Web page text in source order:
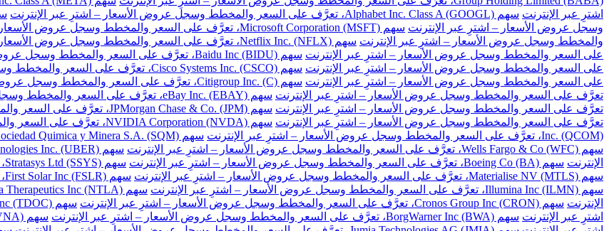
اشترِ عبر الإنترنت سهم Alphabet Inc. Class A (GOOGL)، تعرَّف على السعر والمخطط وسجل عروض الأسعار – اشترِ عبر الإنترنت
وسجل عروض الأسعار – اشترِ عبر الإنترنت سهم Microsoft Corporation (MSFT)، تعرَّف على السعر والمخطط وسجل عروض الأسعار – اشترِ عبر الإنترنت
والمخطط وسجل عروض الأسعار – اشترِ عبر الإنترنت سهم Netflix Inc. (NFLX)، تعرَّف على السعر والمخطط وسجل عروض الأسعار – اشترِ عبر الإنترنت
على السعر والمخطط وسجل عروض الأسعار – اشترِ عبر الإنترنت سهم Baidu Inc (BIDU)، تعرَّف على السعر والمخطط وسجل عروض الأسعار – اشترِ عبر الإنترنت
على السعر والمخطط وسجل عروض الأسعار – اشترِ عبر الإنترنت سهم Cisco Systems Inc. (CSCO)، تعرَّف على السعر والمخطط وسجل عروض الأسعار – اشترِ عبر الإنترنت
على السعر والمخطط وسجل عروض الأسعار – اشترِ عبر الإنترنت سهم Citigroup Inc. (C)، تعرَّف على السعر والمخطط وسجل عروض الأسعار – اشترِ عبر الإنترنت
تعرَّف على السعر والمخطط وسجل عروض الأسعار – اشترِ عبر الإنترنت سهم eBay Inc. (EBAY)، تعرَّف على السعر والمخطط وسجل عروض الأسعار – اشترِ عبر الإنترنت
تعرَّف على السعر والمخطط وسجل عروض الأسعار – اشترِ عبر الإنترنت سهم JPMorgan Chase & Co. (JPM)، تعرَّف على السعر والمخطط وسجل عروض الأسعار – اشترِ عبر الإنترنت
تعرَّف على السعر والمخطط وسجل عروض الأسعار – اشترِ عبر الإنترنت سهم NVIDIA Corporation (NVDA)، تعرَّف على السعر والمخطط وسجل عروض الأسعار – اشترِ عبر الإنترنت
Inc. (QCOM)، تعرَّف على السعر والمخطط وسجل عروض الأسعار – اشترِ عبر الإنترنت
سهم Sociedad Quimica y Minera S.A. (SQM)، تعرَّف على السعر والمخطط وسجل عروض الأسعار – اشترِ عبر الإنترنت
سهم Wells Fargo & Co (WFC)، تعرَّف على السعر والمخطط وسجل عروض الأسعار – اشترِ عبر الإنترنت
الإنترنت سهم Boeing Co (BA)، تعرَّف على السعر والمخطط وسجل عروض الأسعار – اشترِ عبر الإنترنت
سهم Stratasys Ltd (SSYS)، تعرَّف على السعر والمخطط وسجل عروض الأسعار – اشترِ عبر الإنترنت
سهم Materialise NV (MTLS)، تعرَّف على السعر والمخطط وسجل عروض الأسعار – اشترِ عبر الإنترنت
سهم First Solar Inc (FSLR)، تعرَّف على السعر والمخطط وسجل عروض الأسعار – اشترِ عبر الإنترنت
سهم Illumina Inc (ILMN)، تعرَّف على السعر والمخطط وسجل عروض الأسعار – اشترِ عبر الإنترنت
الإنترنت سهم Cronos Group Inc (CRON)، تعرَّف على السعر والمخطط وسجل عروض الأسعار – اشترِ عبر الإنترنت
اشترِ عبر الإنترنت سهم BorgWarner Inc (BWA)، تعرَّف على السعر والمخطط وسجل عروض الأسعار – اشترِ عبر الإنترنت